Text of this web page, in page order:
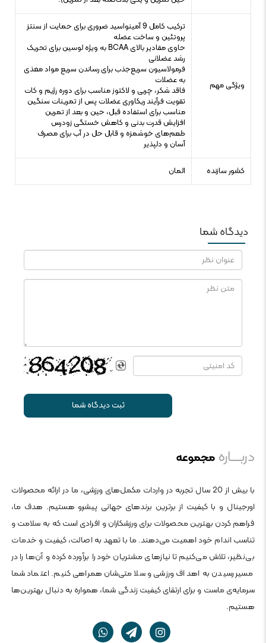
ویژگی مهم
ترکیب کامل 9 آمینواسید ضروری برای حمایت از سنتز
پروتئین و ساخت عضله
حاوی مقادیر بالای BCAA به ویژه لوسین برای تحریک
رشد عضلانی
فرمولاسیون سریع‌جذب برای رساندن سریع مواد مغذی
به عضلات
فاقد شکر، چربی و لاکتوز مناسب برای دوره رژیم و کات
تقویت فرآیند ریکاوری عضلات پس از تمرینات سنگین
مناسب برای استفاده قبل، حین و بعد از تمرین
افزایش قدرت بدنی و کاهش خستگی زودرس
طعم‌های خوشمزه و قابل حل در آب برای مصرف
آسان و دلپذیر
کشور سازنده المان
دیدگاه شما
ثبت دیدگاه شما
دربــــارهمجموعه
با بیش از 20 سال تجربه در واردات مکمل‌های ورزشی، ما در ارائه محصولات
اورجینال و با کیفیت از برترین برندهای جهانی پیشرو هستیم. هدف ما،
فراهم کردن بهترین محصولات برای ورزشکاران و افرادی است که به سلامت و
تناسب اندام خود اهمیت می‌دهند. ما با تعهد به اصالت، کیفیت و خدمات
بی‌نظیر، تلاش می‌کنیم تا نیازهای مشتریان خود را برآورده کرده و آن‌ها را در
مسیر رسیدن به اهداف ورزشی و سلامتی‌شان همراهی کنیم. اعتماد شما
سرمایه‌ی ماست و برای ارتقای کیفیت زندگی شما، همواره به دنبال بهترین‌ها
هستیم.